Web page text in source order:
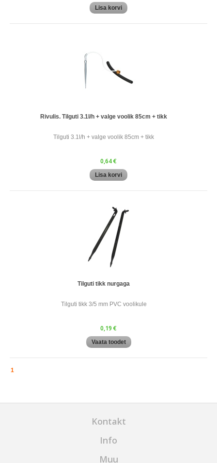
Lisa korvi
Rivulis. Tilguti 3.1l/h + valge voolik 85cm + tikk
Tilguti 3.1l/h + valge voolik 85cm + tikk
0,64 €
Lisa korvi
Tilguti tikk nurgaga
Tilguti tikk 3/5 mm PVC voolikule
0,19 €
Vaata toodet
1
Kontakt
Info
Muu